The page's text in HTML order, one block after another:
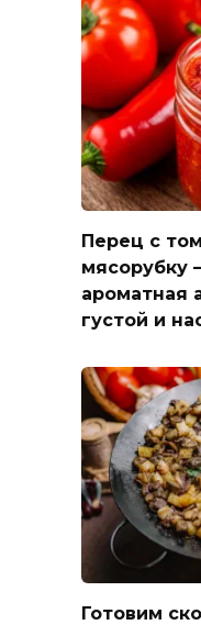
Перец с
мясорубку
ароматная
густой и
Готовим